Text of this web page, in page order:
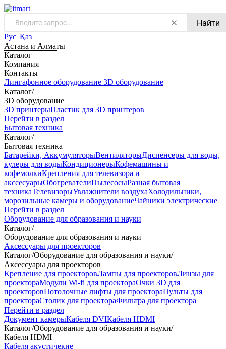
Найти
Рус |Қаз
Астана и Алматы
Каталог
Компания
Контакты
Лингафонное оборудование 3D оборудование
Каталог/
3D оборудование
3D принтерыПластик для 3D принтеров
Перейти в раздел
Бытовая техника
Каталог/
Бытовая техника
Батарейки, АккумуляторыВентиляторыДиспенсеры для воды,
кулеры для водыКондиционерыКофемашины и
кофемолкиКрепления для телевизора и
акссесуарыОбогревателиПылесосыРазная бытовая
техникаТелевизорыУвлажнители воздухаХолодильники,
морозильные камеры и оборудованиеЧайники электрические
Перейти в раздел
Оборудование для образования и науки
Каталог/
Оборудование для образования и науки
Аксессуары для проекторов
Каталог/Оборудование для образования и науки/
Аксессуары для проекторов
Крепление для проекторовЛампы для проекторовЛинзы для
проектораМодули Wi-fi для проектораОчки 3D для
проекторовПотолочные лифты для проектораПульты для
проектораСтолик для проектораФильтра для проектора
Перейти в раздел
Документ камерыКабеля DVIКабеля HDMI
Каталог/Оборудование для образования и науки/
Кабеля HDMI
Кабеля акустичекие